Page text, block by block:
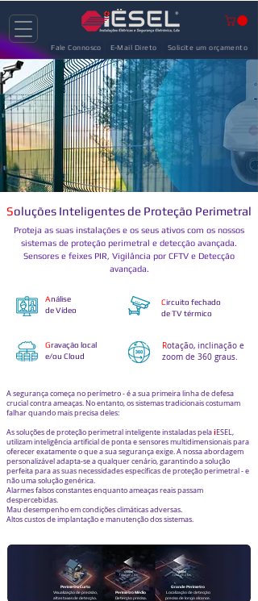
Fale Connosco E-Mail Direto Solicite um orçamento
Soluções Inteligentes de Proteção Perimetral
Proteja as suas instalações e os seus ativos com os nossos
sistemas de proteção perimetral e detecção avançada.
Sensores e feixes PIR, Vigilância por CFTV e Detecção
avançada.
Análise
de Vídeo
Circuito fechado
de TV térmico
Gravação local
e/ou Cloud
Rotação, inclinação e
zoom de 360 ​​graus.
A segurança começa no perímetro - é a sua primeira linha de defesa
crucial contra ameaças. No entanto, os sistemas tradicionais costumam
falhar quando mais precisa deles:
As soluções de proteção perimetral inteligente instaladas pelaiESEL,
utilizam inteligência artificial de ponta e sensores multidimensionais para
oferecer exatamente o que a sua segurança exige. A nossa abordagem
personalizável adapta-se a qualquer cenário, garantindo a solução
perfeita para as suas necessidades específicas de proteção perimetral - e
não uma solução genérica.
Alarmes falsos constantes enquanto ameaças reais passam
despercebidas.
Mau desempenho em condições climáticas adversas.
Altos custos de implantação e manutenção dos sistemas.
≤100m
≤500m
Total até 2 Km
≤500m
Total até 2 Km
Perimetro Curto
Visualização de precisão,
altas taxas de detecção
Grande Perimetro
Localização de detecção
precisa de longo alcance.
Perimetro Médio
Detecção precisa.